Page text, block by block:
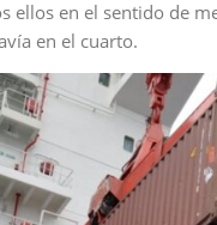
ellos en el sentido de
en el cuarto.